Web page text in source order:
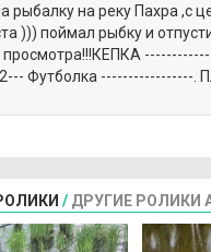
рыбалку на реку Пахра ,с
))) поймал рыбку и
просмотра!!!КЕПКА
Футболка -----------------.
/ ДРУГИЕ РОЛИКИ